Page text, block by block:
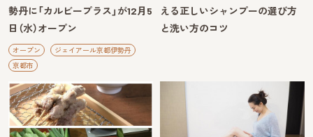
勢丹に「カルビープラス」が12月5
日（水）オープン
オープン
ジェイアール京都伊勢丹
京都市
える正しいシャンプーの選び方
と洗い方のコツ